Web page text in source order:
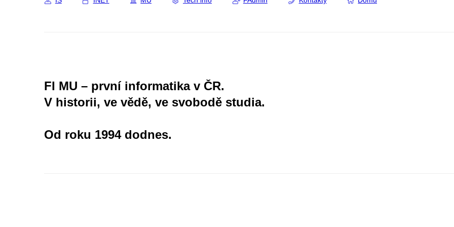
FI MU – první informatika v ČR.
V historii, ve vědě, ve svobodě studia.
Od roku 1994 dodnes.